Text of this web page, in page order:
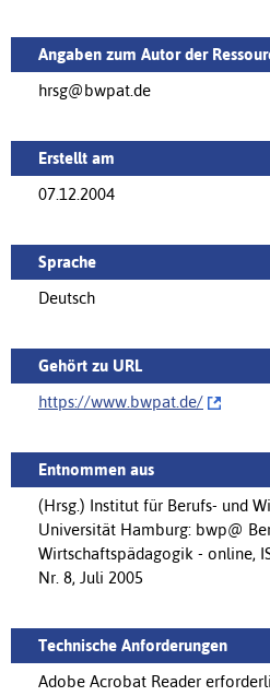
Angaben zum Autor der
hrsg@bwpat.de
Erstellt am
07.12.2004
Sprache
Deutsch
Gehört zu URL
https://www.bwpat.de/‌
Entnommen aus
(Hrsg.) Institut für Berufs- und
Universität Hamburg: bwp@
Wirtschaftspädagogik - online,
Nr. 8, Juli 2005
Technische Anforderungen
Adobe Acrobat Reader